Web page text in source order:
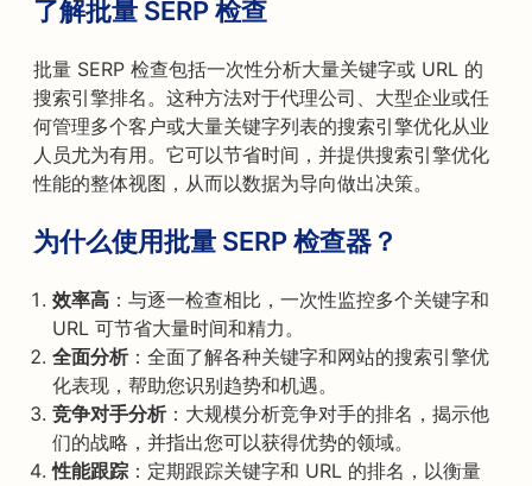
了解批量 SERP 检查
批量 SERP 检查包括一次性分析大量关键字或 URL 的
搜索引擎排名。这种方法对于代理公司、大型企业或任
何管理多个客户或大量关键字列表的搜索引擎优化从业
人员尤为有用。它可以节省时间，并提供搜索引擎优化
性能的整体视图，从而以数据为导向做出决策。
为什么使用批量 SERP 检查器？
效率高 ：与逐一检查相比，一次性监控多个关键字和
URL 可节省大量时间和精力。
全面分析：全面了解各种关键字和网站的搜索引擎优
化表现，帮助您识别趋势和机遇。
竞争对手分析：大规模分析竞争对手的排名，揭示他
们的战略，并指出您可以获得优势的领域。
性能跟踪 ：定期跟踪关键字和 URL 的排名，以衡量